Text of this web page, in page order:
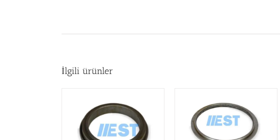
İlgili ürünler